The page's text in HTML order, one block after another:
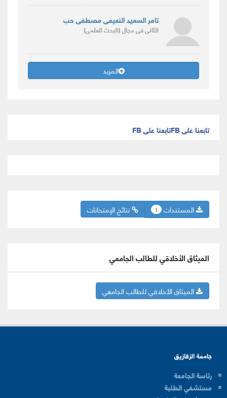
تامر السعيد النعيمى مصطفى حب
الثانىفى مجال(البحث العلمى)
المزيد
تابعنا على FB تابعنا على FB
نتائج الإمتحانات المستندات 1
الميثاق الأخلاقي للطالب الجامعي
الميثاق الأخلاقي للطالب الجامعي
جامعة الزقازيق
رئاسة الجامعة
مستشفي الطلبة